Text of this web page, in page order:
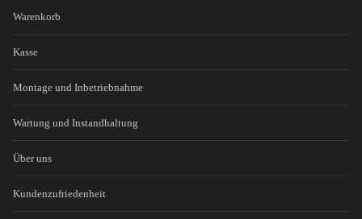
Warenkorb
Kasse
Montage und Inbetriebnahme
Wartung und Instandhaltung
Über uns
Kundenzufriedenheit